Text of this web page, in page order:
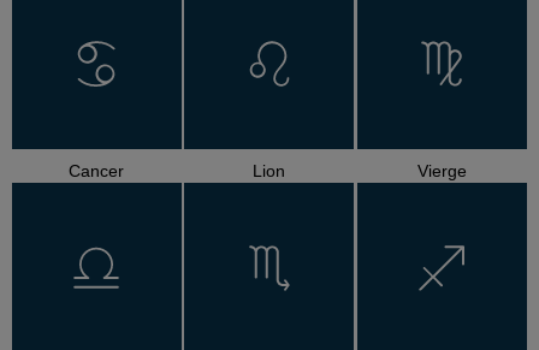
Cancer Lion Vierge